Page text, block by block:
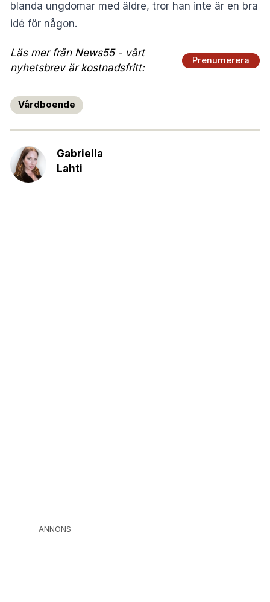
blanda ungdomar med äldre, tror han inte är en bra
idé för någon.
Läs mer från News55 - vårt
nyhetsbrev är kostnadsfritt:
Prenumerera
Vårdboende
Gabriella
Lahti
ANNONS